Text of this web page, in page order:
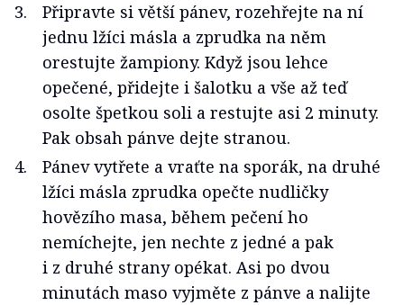
Připravte si větší pánev, rozehřejte na ní
jednu lžíci másla a zprudka na něm
orestujte žampiony. Když jsou lehce
opečené, přidejte i šalotku a vše až teď
osolte špetkou soli a restujte asi 2 minuty.
Pak obsah pánve dejte stranou.
Pánev vytřete a vraťte na sporák, na druhé
lžíci másla zprudka opečte nudličky
hovězího masa, během pečení ho
nemíchejte, jen nechte z jedné a pak
i z druhé strany opékat. Asi po dvou
minutách maso vyjměte z pánve a nalijte